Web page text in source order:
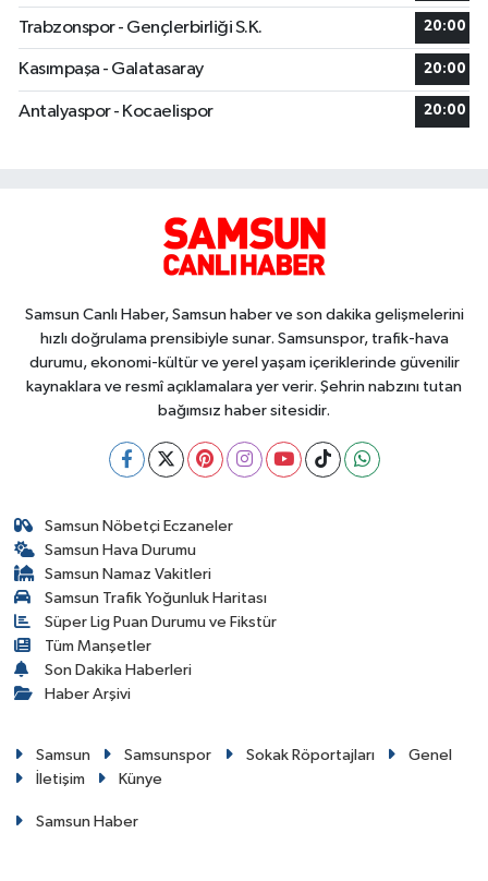
Trabzonspor - Gençlerbirliği S.K. 20:00
Kasımpaşa - Galatasaray 20:00
Antalyaspor - Kocaelispor 20:00
Samsun Canlı Haber, Samsun haber ve son dakika gelişmelerini
hızlı doğrulama prensibiyle sunar. Samsunspor, trafik-hava
durumu, ekonomi-kültür ve yerel yaşam içeriklerinde güvenilir
kaynaklara ve resmî açıklamalara yer verir. Şehrin nabzını tutan
bağımsız haber sitesidir.
Samsun Nöbetçi Eczaneler
Samsun Hava Durumu
Samsun Namaz Vakitleri
Samsun Trafik Yoğunluk Haritası
Süper Lig Puan Durumu ve Fikstür
Tüm Manşetler
Son Dakika Haberleri
Haber Arşivi
Samsun Samsunspor Sokak Röportajları
Genel
İletişim
Künye
Samsun Haber